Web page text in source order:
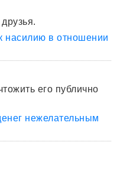
насилию в отношении
его публично
нежелательным